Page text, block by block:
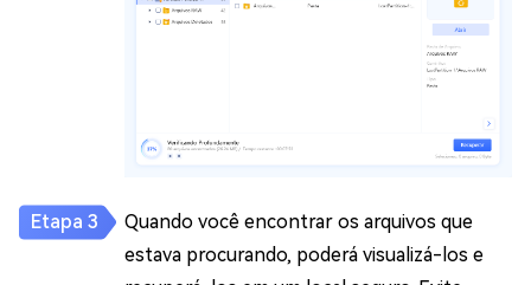
Quando você encontrar os arquivos que
estava procurando, poderá visualizá-los e